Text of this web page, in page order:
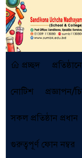
প্রচ্ছদ
নোটিশ প্রজ্ঞাপন/
সকল প্রতিষ্ঠান প্রধান
গুরুত্বপূর্ণ ফোন নম্বর